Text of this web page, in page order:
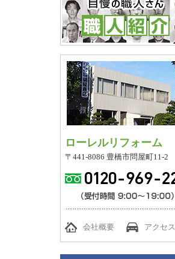
ローレルリフォーム
〒441-8086 豊橋市問屋町11-2
会社概要 アクセス